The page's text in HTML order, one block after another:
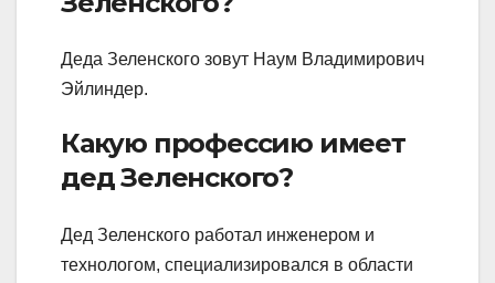
Деда Зеленского зовут Наум Владимирович
Эйлиндер.
Какую профессию имеет
дед Зеленского?
Дед Зеленского работал инженером и
технологом, специализировался в области